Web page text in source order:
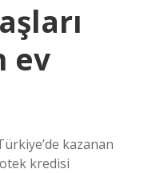
ev
kazanan
kredisi